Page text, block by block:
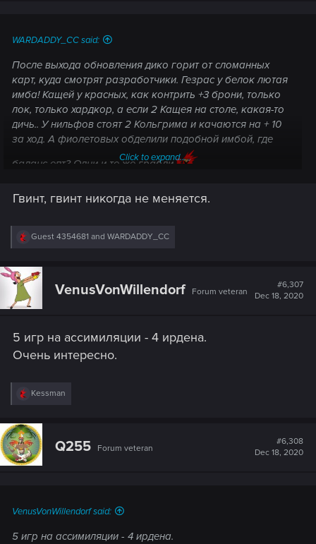
WARDADDY_CC said:
После выхода обновления дико горит от сломанных
карт, куда смотрят разработчики. Гезрас у белок лютая
имба! Кащей у красных, как контрить +3 брони, только
лок, только хардкор, а если 2 Кащея на столе, какая-то
дичь.. У нильфов стоят 2 Кольгрима и качаются на + 10
за ход. А фиолетовых обделили подобной имбой, где
баланс епт? Одни и те же грабли
Click to expand...
Гвинт, гвинт никогда не меняется.
R
c
t
o
:
Guest 4354681 and WARDADDY_CC
VenusVonWillendorf Forum veteran
#6,307
Dec 18, 2020
5 игр на ассимиляции - 4 ирдена.
Очень интересно.
R
c
t
i
o
Kessman
Q255 Forum veteran
#6,308
Dec 18, 2020
VenusVonWillendorf said:
5 игр на ассимиляции - 4 ирдена.